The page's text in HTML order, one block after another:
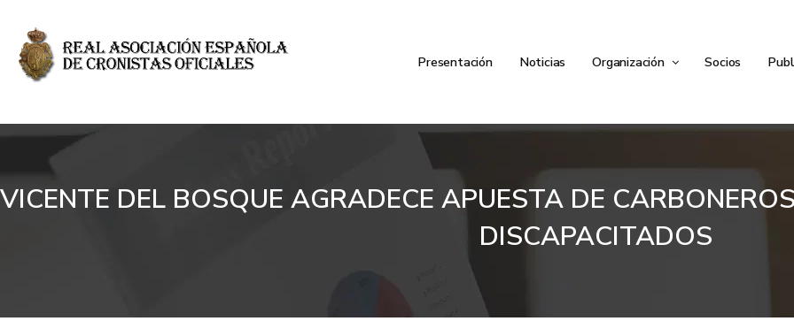
Presentación Noticias Organización Socios
VICENTE DEL BOSQUE AGRADECE APUESTA DE
DISCAPACITADOS